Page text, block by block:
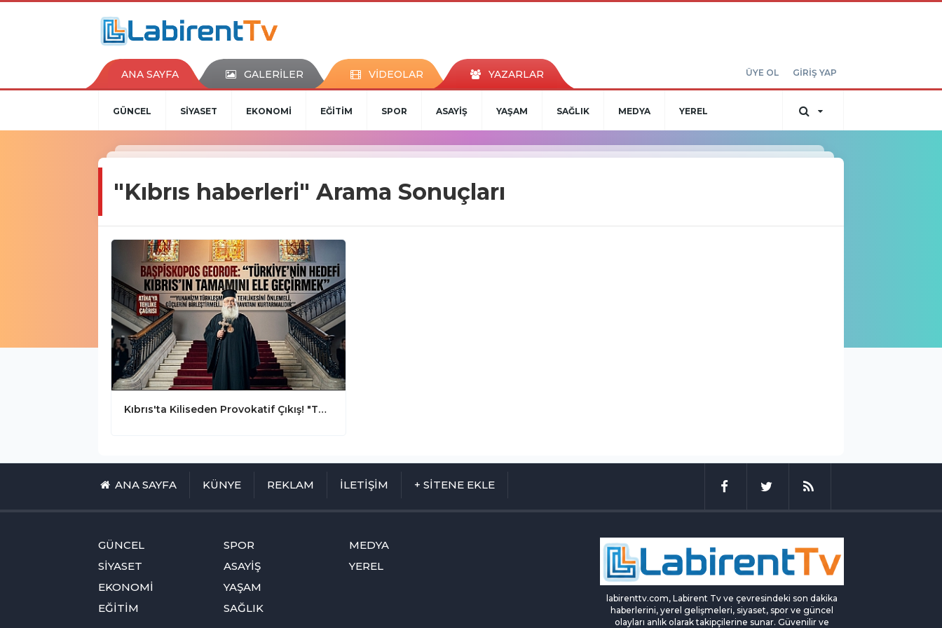
ANA SAYFA GALERİLER VİDEOLAR YAZARLAR ÜYE OL GİRİŞ YAP
GÜNCEL SİYASET EKONOMİ EĞİTİM SPOR ASAYİŞ YAŞAM SAĞLIK MEDYA YEREL
"Kıbrıs haberleri" Arama Sonuçları
Kıbrıs'ta Kiliseden Provokatif Çıkış! "Türkiye'nin Hedefi Adanın Tamamı"
ANA SAYFA KÜNYE REKLAM İLETİŞİM + SİTENE EKLE
GÜNCEL
SİYASET
EKONOMİ
EĞİTİM
SPOR
ASAYİŞ
YAŞAM
SAĞLIK
MEDYA
YEREL
labirenttv.com, Labirent Tv ve çevresindeki son dakika
haberlerini, yerel gelişmeleri, siyaset, spor ve güncel
olayları anlık olarak takipçilerine sunar. Güvenilir ve